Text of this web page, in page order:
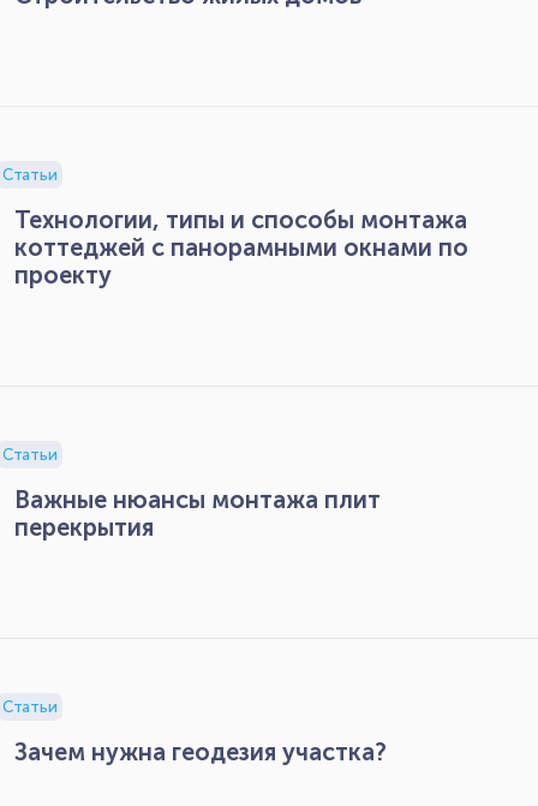
Статьи
Технологии, типы и способы монтажа
коттеджей с панорамными окнами по
проекту
Статьи
Важные нюансы монтажа плит
перекрытия
Статьи
Зачем нужна геодезия участка?